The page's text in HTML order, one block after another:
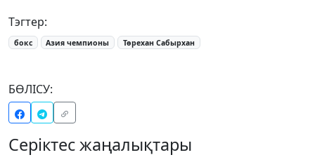
Тэгтер:
бокс Азия чемпионы Төрехан Сабырхан
БӨЛІСУ:
Серіктес жаңалықтары